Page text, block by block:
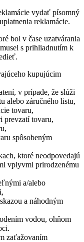
vydať písomný
reklamácie.
bol v čase uzatvárania
s prihliadnutím k
kupujúcim
v prípade, že slúži
alebo záručného listu,
tovaru,
prevzatí tovaru,
spôsobeným
ktoré neodpovedajú
vplyvmi prirodzenému
a/alebo
a náhodným
vodou, ohňom
zaťažovaním